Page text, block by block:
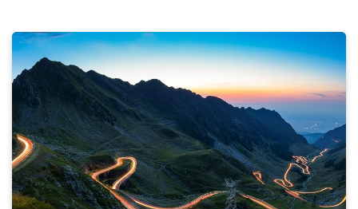
From ruling to reality: challenges and strategies in